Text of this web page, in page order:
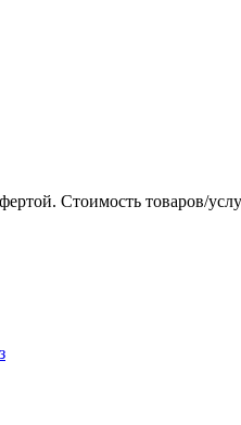
Стоимость товаров/